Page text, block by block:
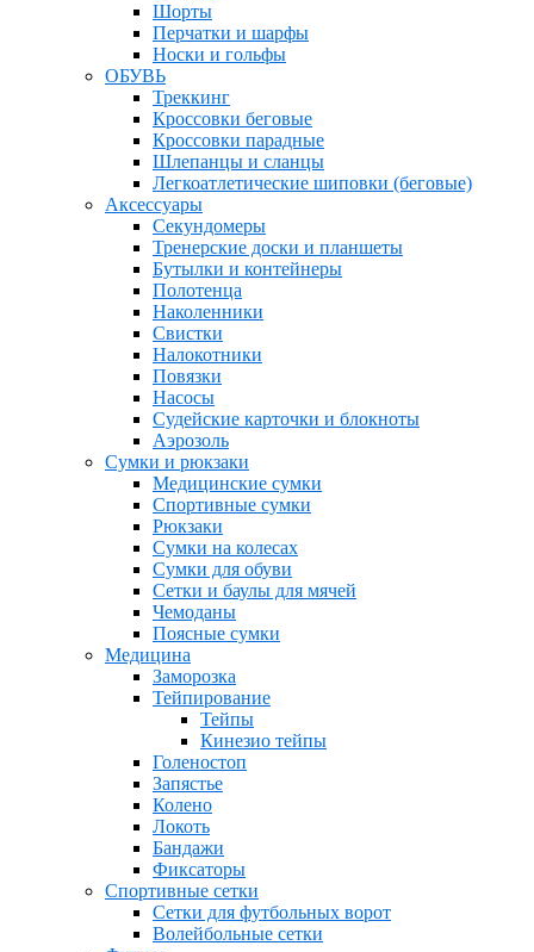
Шорты
Перчатки и шарфы
Носки и гольфы
ОБУВЬ
Треккинг
Кроссовки беговые
Кроссовки парадные
Шлепанцы и сланцы
Легкоатлетические шиповки (беговые)
Аксессуары
Секундомеры
Тренерские доски и планшеты
Бутылки и контейнеры
Полотенца
Наколенники
Свистки
Налокотники
Повязки
Насосы
Судейские карточки и блокноты
Аэрозоль
Сумки и рюкзаки
Медицинские сумки
Спортивные сумки
Рюкзаки
Сумки на колесах
Сумки для обуви
Сетки и баулы для мячей
Чемоданы
Поясные сумки
Медицина
Заморозка
Тейпирование
Тейпы
Кинезио тейпы
Голеностоп
Запястье
Колено
Локоть
Бандажи
Фиксаторы
Спортивные сетки
Сетки для футбольных ворот
Волейбольные сетки